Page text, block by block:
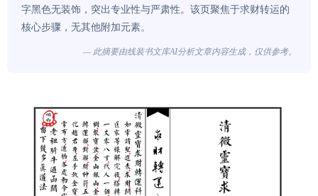
字黑色无装饰，突出专业性与严肃性。该页聚焦于求财转运的
核心步骤，无其他附加元素。
— 此摘要由线装书文库AI分析文章内容生成，仅供参考。